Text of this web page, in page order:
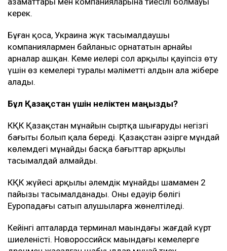
керек.
Бұған қоса, Украина жүк тасымалдаушы
компаниялармен байланыс орнататын арнайы
арналар ашқан. Кеме иелері сол арқылы қауіпсіз өту
үшін өз кемелері туралы мәліметті алдын ала жібере
алады.
Бұл Қазақстан үшін неліктен маңызды?
КҚК Қазақстан мұнайын сыртқа шығарудың негізгі
бағыты болып қала береді. Қазақстан әзірге мұндай
көлемдегі мұнайды басқа бағыттар арқылы
тасымалдай алмайды.
КҚК жүйесі арқылы әлемдік мұнайдың шамамен 2
пайызы тасымалданады. Оның едәуір бөлігі
Еуропадағы сатып алушыларға жөнелтіледі.
Кейінгі апталарда терминал маңындағы жағдай күрт
шиеленісті. Новороссийск маңындағы кемелерге